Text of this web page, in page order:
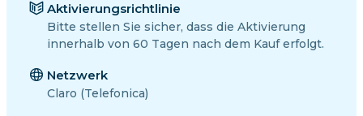
Aktivierungsrichtlinie
Bitte stellen Sie sicher, dass die Aktivierung
innerhalb von 60 Tagen nach dem Kauf erfolgt.
Netzwerk
Claro (Telefonica)